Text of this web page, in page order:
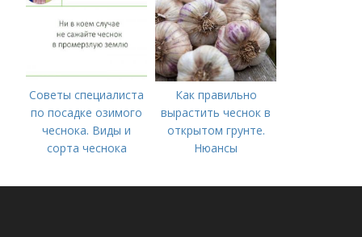
Советы специалиста
по посадке озимого
чеснока. Виды и
сорта чеснока
Как правильно
вырастить чеснок в
открытом грунте.
Нюансы
озимого чеснока